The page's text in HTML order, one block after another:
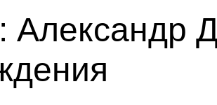
Александр